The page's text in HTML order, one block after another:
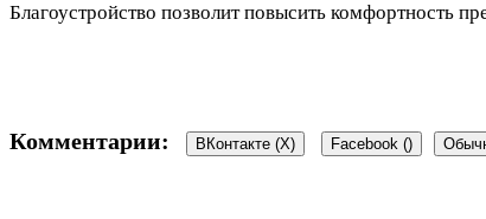
Благоустройство позволит повысить комфортность
Комментарии: ВКонтакте (X) Facebook ()